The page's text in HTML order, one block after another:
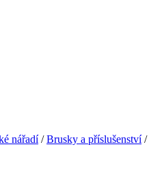
nářadí/Brusky a příslušenství/